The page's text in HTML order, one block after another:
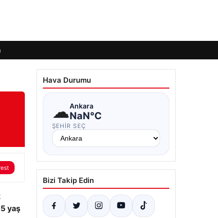
yaş
Hava Durumu
☁Ankara
NaN°C
ŞEHIR SEÇ
Bizi Takip Edin